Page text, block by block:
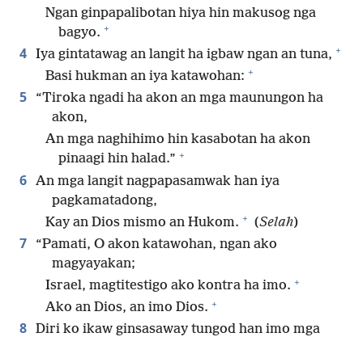
Ngan ginpapalibotan hiya hin makusog nga
bagyo. +
4 Iya gintatawag an langit ha igbaw ngan an tuna, +
Basi hukman an iya katawohan: +
5
“Tiroka ngadi ha akon an mga maunungon ha
akon,
An mga naghihimo hin kasabotan ha akon
pinaagi hin halad.” +
6 An mga langit nagpapasamwak han iya
pagkamatadong,
Kay an Dios mismo an Hukom. + (Selah)
7
“Pamati, O akon katawohan, ngan ako
magyayakan;
Israel, magtitestigo ako kontra ha imo. +
Ako an Dios, an imo Dios. +
8 Diri ko ikaw ginsasaway tungod han imo mga